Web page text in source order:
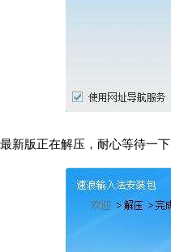
新版正在解压，耐心等待一下